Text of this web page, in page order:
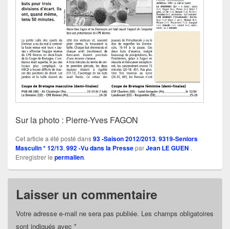
Sur la photo : Pierre-Yves FAGON
Cet article a été posté dans93 -Saison 2012/2013, 9319-Seniors
Masculin * 12/13, 992 -Vu dans la PresseparJean LE GUEN .
Enregistrer le permalien.
Laisser un commentaire
Votre adresse e-mail ne sera pas publiée. Les champs obligatoires
sont indiqués avec *